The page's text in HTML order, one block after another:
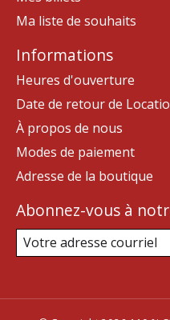
Ma liste de souhaits
Informations
Heures d'ouverture
Date de retour de
À propos de nous
Modes de paiement
Adresse de la boutique
Abonnez-vous à